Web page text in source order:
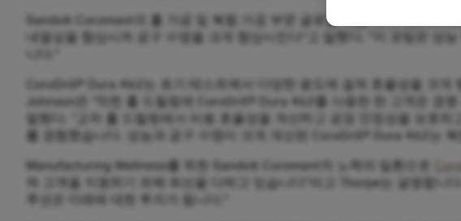
Sandvik Coromant의 홀 가공 및 복합 가공 부문 글로벌 제품 매니저인
내열성을 향상시켜 공구 수명을 크게 향상시킨다"고 말했다. "이 코팅은 성
CoroDrill® Dura 462는 초기 테스트에서 다양한 용도에 걸쳐 효율성을 크
Johnson은 "막힌 홀 드릴링에 CoroDrill® Dura 462를 사용한 한 고객은 경
말했다. "교차 홀 드릴링에서 비용 효율성을 개선하고 공정 안정성을 보호
를 경험했습니다. 성능과 공구 수명이 크게 개선된 CoroDrill® Dura 462는
Manufacturing Wellness를 위한 Sandvik Coromant의 노력의 일환으로
쳐 고객을 지원하기 위해 최선을 다하고 있습니다"라고 Thorpe는 설명합
루션은 미래에 대한 투자가 됩니다."